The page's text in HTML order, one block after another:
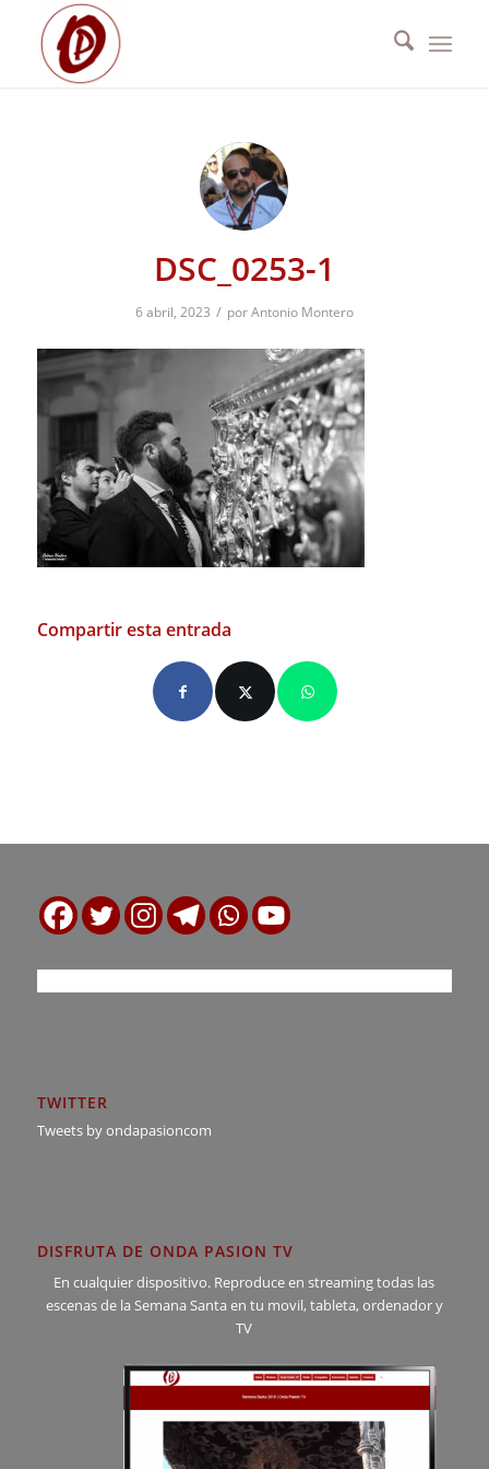
DSC_0253-1
6 abril, 2023 / porAntonio Montero
Compartir esta entrada
TWITTER
Tweets by ondapasioncom
DISFRUTA DE ONDA PASION TV
En cualquier dispositivo. Reproduce en streaming todas las
escenas de la Semana Santa en tu movil, tableta, ordenador y
TV